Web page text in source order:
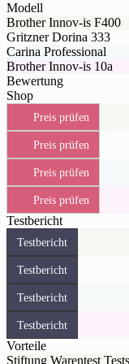
Modell
Brother Innov-is F400
Gritzner Dorina 333
Carina Professional
Brother Innov-is 10a
Bewertung
Shop
Preis prüfen
Preis prüfen
Preis prüfen
Preis prüfen
Testbericht
Testbericht
Testbericht
Testbericht
Testbericht
Vorteile
Stiftung Warentest